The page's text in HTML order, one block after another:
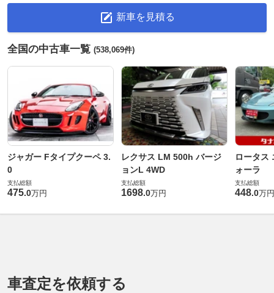
新車を見積る
全国の中古車一覧 (538,069件)
ジャガー Fタイプクーペ 3.
0
支払総額
475.0万円
レクサス LM 500h バージ
ョンL 4WD
支払総額
1698.0万円
ロータス
ォーラ
支払総額
448.0万円
車査定を依頼する